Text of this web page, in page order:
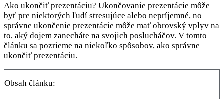
Ako ukončiť prezentáciu? Ukončovanie prezentácie môže
byť pre niektorých ľudí stresujúce alebo nepríjemné, no
správne ukončenie prezentácie môže mať obrovský vplyv na
to, aký dojem zanecháte na svojich poslucháčov. V tomto
článku sa pozrieme na niekoľko spôsobov, ako správne
ukončiť prezentáciu.
Obsah článku: